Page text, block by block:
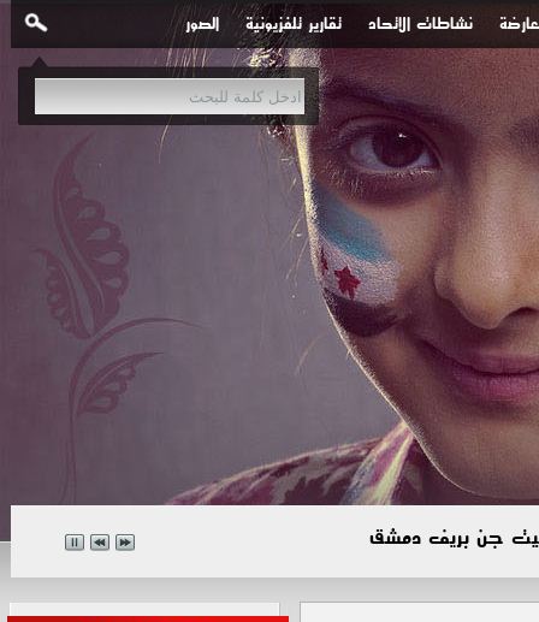
نشاطات الاتحاد تقارير تلفزيونية الصور
بيت جن بريف دمشق